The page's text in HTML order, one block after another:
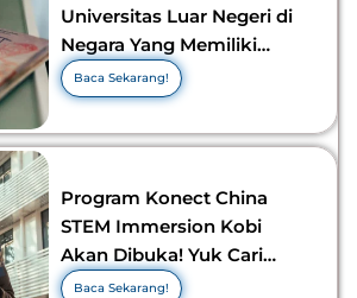
Universitas Luar Negeri di
Negara Yang Memiliki
Visa Murah di 2026-2027!
Baca Sekarang!
Program Konect China
STEM Immersion Kobi
Akan Dibuka! Yuk Cari
Tahu Info Selengkapnya!
Baca Sekarang!